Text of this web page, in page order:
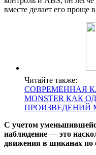
вместе делает его проще
Читайте также:
СОВРЕМЕННАЯ
MONSTER КАК
ПРОИЗВЕДЕНИЙ
С учетом
наблюдение — это
движения в шиканах по